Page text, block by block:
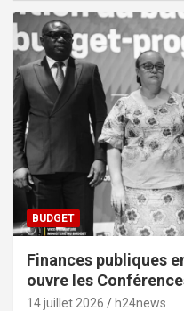
BUDGET
Finances publiques
ouvre les
prélude au budget-
14 juillet 2026 h24news